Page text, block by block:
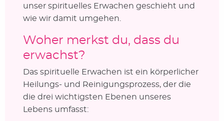
unser spirituelles Erwachen geschieht und
wie wir damit umgehen.
Woher merkst du, dass du
erwachst?
Das spirituelle Erwachen ist ein körperlicher
Heilungs- und Reinigungsprozess, der die
die drei wichtigsten Ebenen unseres
Lebens umfasst: